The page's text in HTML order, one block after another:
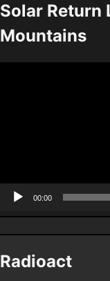
Solar Return
Mountains
00:00
Radioact